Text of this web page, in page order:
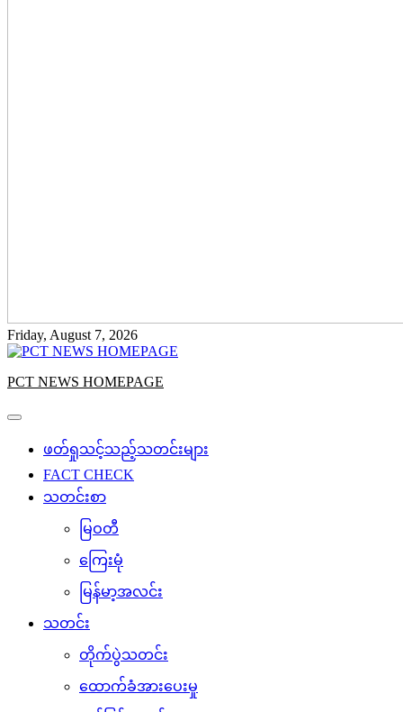
Friday, August 7, 2026
PCT NEWS HOMEPAGE
ဖတ်ရှုသင့်သည့်သတင်းများ
FACT CHECK
သတင်းစာ
မြဝတီ
ကြေးမုံ
မြန်မာ့အလင်း
သတင်း
တိုက်ပွဲသတင်း
ထောက်ခံအားပေးမှု